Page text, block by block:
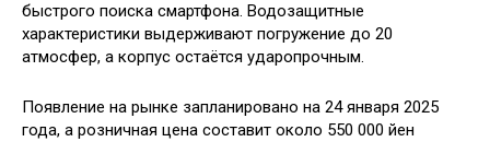
быстрого поиска смартфона. Водозащитные
характеристики выдерживают погружение до 20
атмосфер, а корпус остаётся ударопрочным.
Появление на рынке запланировано на 24 января 2025
года, а розничная цена составит около 550 000 йен